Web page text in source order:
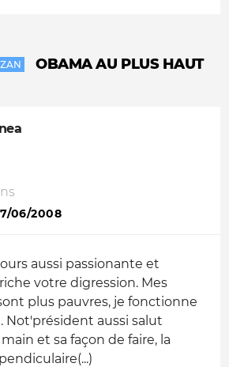
OBAMA AU PLUS HAUT
06/2008
aussi passionante et
votre digression. Mes
plus pauvres, je fonctionne
Not'président aussi salut
et sa façon de faire, la